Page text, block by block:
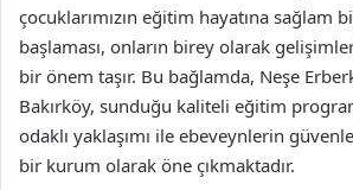
çocuklarımızın eğitim hayatına sağlam
başlaması, onların birey olarak
bir önem taşır. Bu bağlamda, Neşe
Bakırköy, sunduğu kaliteli eğitim
odaklı yaklaşımı ile ebeveynlerin
bir kurum olarak öne çıkmaktadır.